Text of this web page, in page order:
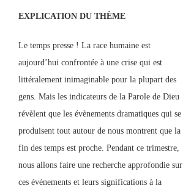
EXPLICATION DU THÈME
Le temps presse ! La race humaine est
aujourd’hui confrontée à une crise qui est
littéralement inimaginable pour la plupart des
gens. Mais les indicateurs de la Parole de Dieu
révèlent que les évènements dramatiques qui se
produisent tout autour de nous montrent que la
fin des temps est proche. Pendant ce trimestre,
nous allons faire une recherche approfondie sur
ces événements et leurs significations à la